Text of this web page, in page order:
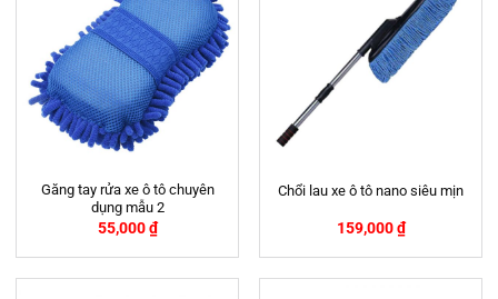
Găng tay rửa xe ô tô chuyên
dụng mẫu 2
55,000₫
Chổi lau xe ô tô nano siêu mịn
159,000₫